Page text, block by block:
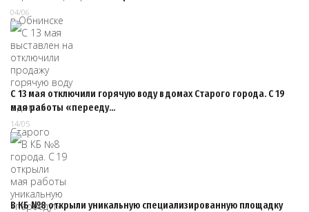
04/06
С 13 мая отключили горячую воду в домах Старого города. С 19
мая работы «перееду…
14/05
В КБ №8 открыли уникальную специализированную площадку